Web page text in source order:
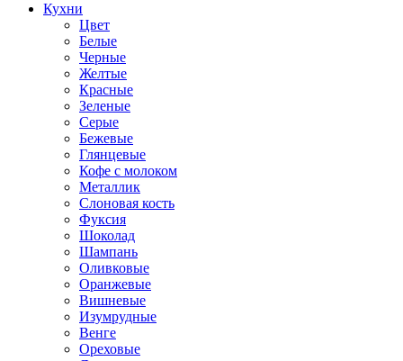
Кухни
Цвет
Белые
Черные
Желтые
Красные
Зеленые
Серые
Бежевые
Глянцевые
Кофе с молоком
Металлик
Слоновая кость
Фуксия
Шоколад
Шампань
Оливковые
Оранжевые
Вишневые
Изумрудные
Венге
Ореховые